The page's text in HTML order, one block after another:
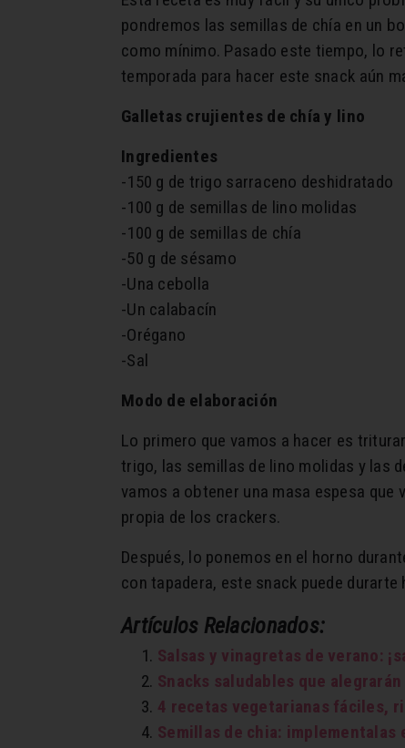
pondremos las semillas de chía en un
como mínimo. Pasado este tiempo, lo
temporada para hacer este snack aún
Galletas crujientes de chía y lino
Ingredientes
-150 g de trigo sarraceno deshidratado
-100 g de semillas de lino molidas
-100 g de semillas de chía
-50 g de sésamo
-Una cebolla
-Un calabacín
-Orégano
-Sal
Modo de elaboración
Lo primero que vamos a hacer es
trigo, las semillas de lino molidas y las
vamos a obtener una masa espesa
propia de los crackers.
Después, lo ponemos en el horno
con tapadera, este snack puede durarte
Artículos Relacionados:
Salsas y vinagretas de verano:
Snacks saludables que
4 recetas vegetarianas fáciles,
Semillas de chia: implementalas